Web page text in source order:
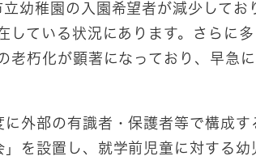
幼稚園の入園希望者が減少してお
している状況にあります。さらに
朽化が顕著になっており、早急
外部の有識者・保護者等で構成す
を設置し、就学前児童に対する幼